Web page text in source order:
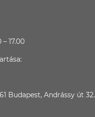
17.00
Budapest, Andrássy út 32.